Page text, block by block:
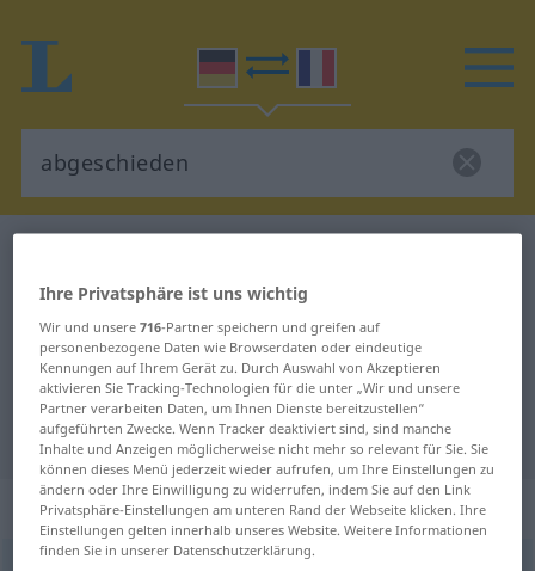
Deutsch-Französisch Übersetzung
für "abgeschieden"
"abgeschieden" Französisch
Übersetzung
„abgeschieden“: Partizip Perfekt
Ihre Privatsphäre ist uns wichtig
Wir und unsere716-Partner speichern und greifen auf
personenbezogene Daten wie Browserdaten oder eindeutige
Kennungen auf Ihrem Gerät zu. Durch Auswahl von Akzeptieren
aktivieren Sie Tracking-Technologien für die unter „Wir und unsere
Partner verarbeiten Daten, um Ihnen Dienste bereitzustellen“
aufgeführten Zwecke. Wenn Tracker deaktiviert sind, sind manche
Inhalte und Anzeigen möglicherweise nicht mehr so relevant für Sie. Sie
können dieses Menü jederzeit wieder aufrufen, um Ihre Einstellungen zu
ändern oder Ihre Einwilligung zu widerrufen, indem Sie auf den Link
Privatsphäre-Einstellungen am unteren Rand der Webseite klicken. Ihre
Einstellungen gelten innerhalb unseres Website. Weitere Informationen
finden Sie in unserer Datenschutzerklärung.